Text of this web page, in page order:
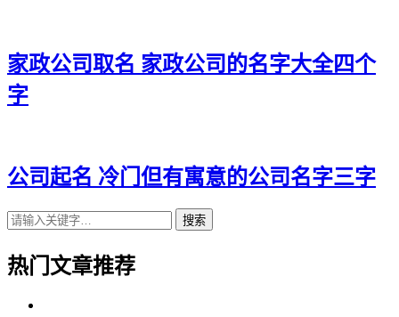
41、林圆富祥、语飒楠昌、迪沛毅彰、绍尔颖庆
42、大良格云、鹰炅经宗、罡赵丰钧、君平武亮
44、承嘉宸逸、颜遥尧全、豫经狄曦、城奇洁锦
47、维则彦骁、炅曦御琛、帆强昌宇、彦庭炫司
48、迪丹峻曦、冠恒澜学、竣彪榕齐、亦壹广伊
家政公司取名 家政公司的名字大全四个
字
公司起名 冷门但有寓意的公司名字三字
搜索
热门文章推荐